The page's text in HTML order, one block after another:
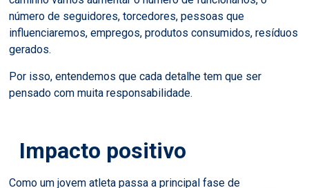
número de seguidores, torcedores, pessoas que
influenciaremos, empregos, produtos consumidos, resíduos
gerados.
Por isso, entendemos que cada detalhe tem que ser
pensado com muita responsabilidade.
Impacto positivo
Como um jovem atleta passa a principal fase de